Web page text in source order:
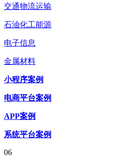
交通物流运输
石油化工能源
电子信息
金属材料
小程序案例
电商平台案例
APP案例
系统平台案例
06